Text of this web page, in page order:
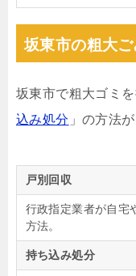
坂東市の粗大
坂東市で粗大ゴミ
込み処分 」の方法
戸別回収
行政指定業者が自宅
方法。
持ち込み処分